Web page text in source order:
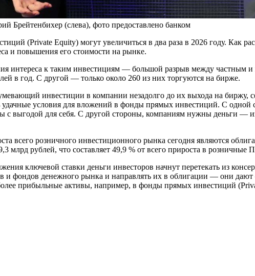
Брейтенбихер (слева), фото предоставлено банком
(Private Equity) могут увеличиться в два раза в 2026 году. Как
и повышения его стоимости на рынке.
интереса к таким инвестициям — большой разрыв между
в год. С другой — только около 260 из них торгуются на бирже.
инвестиции в компании незадолго до их выхода на биржу,
удачные условия для вложений в фонды прямых инвестиций. С
с выгодой для себя. С другой стороны, компаниям нужны деньги —
всего розничного инвестиционного рынка сегодня являются
рублей, что составляет 49,9 % от всего прироста в
ключевой ставки деньги инвесторов начнут перетекать из
и фондов денежного рынка и направлять их в облигации — они
прибыльные активы, например, в фонды прямых инвестиций